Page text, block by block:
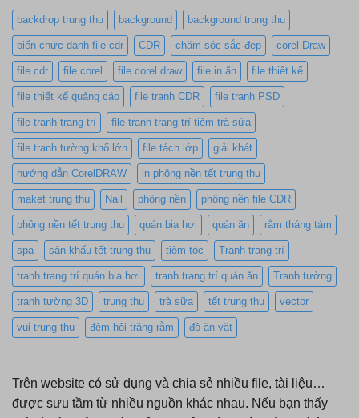
backdrop trung thu background background trung thu
biển chức danh file cdr CDR chăm sóc sắc đẹp corel Draw
file cdr file corel file corel draw file in ấn file thiết kế
file thiết kế quảng cáo file tranh CDR file tranh PSD
file tranh trang trí file tranh trang trí tiệm trà sữa
file tranh tường khổ lớn file tách lớp giải khát
hướng dẫn CorelDRAW in phông nền tết trung thu
maket trung thu Nail phông nền phông nền file CDR
phông nền tết trung thu quán bia hơi quán ăn rằm tháng tám
spa sân khấu tết trung thu tiệm tóc Tranh trang trí
tranh trang trí quán bia hơi tranh trang trí quán ăn Tranh tường
tranh tường 3D trung thu trà sữa tết trung thu vector
vui trung thu đêm hội trăng rằm đồ ăn vặt
Trên website có sử dụng và chia sẻ nhiều file, tài liệu…
được sưu tầm từ nhiều nguồn khác nhau. Nếu bạn thấy